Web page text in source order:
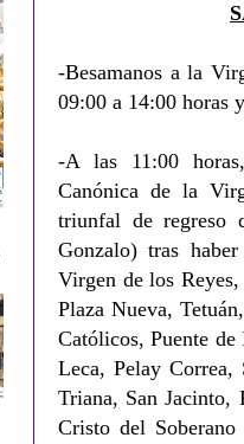
-Besamanos a la
09:00 a 14:00 horas
-A las 11:00
Canónica de la
triunfal de regreso
Gonzalo) tras
Virgen de los
Plaza Nueva,
Católicos, Puente
Leca, Pelay
Triana, San Jacinto,
Cristo del